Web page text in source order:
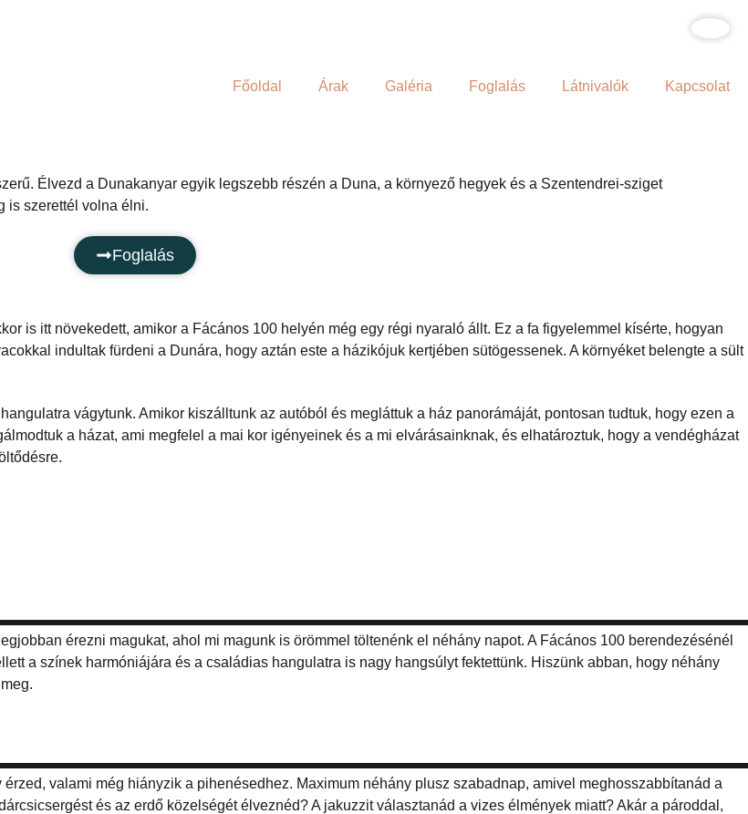
Főoldal Árak Galéria Foglalás Látnivalók Kapcsolat
Élvezd a Dunakanyar egyik legszebb részén a Duna, a környező hegyek és a Szentendrei-sziget
is szerettél volna élni.
Foglalás
is itt növekedett, amikor a Fácános 100 helyén még egy régi nyaraló állt. Ez a fa figyelemmel kísérte, hogyan
indultak fürdeni a Dunára, hogy aztán este a házikójuk kertjében sütögessenek. A környéket belengte a sült
vágytunk. Amikor kiszálltunk az autóból és megláttuk a ház panorámáját, pontosan tudtuk, hogy ezen a
a házat, ami megfelel a mai kor igényeinek és a mi elvárásainknak, és elhatároztuk, hogy a vendégházat
érezni magukat, ahol mi magunk is örömmel töltenénk el néhány napot. A Fácános 100 berendezésénél
a színek harmóniájára és a családias hangulatra is nagy hangsúlyt fektettünk. Hiszünk abban, hogy néhány
valami még hiányzik a pihenésedhez. Maximum néhány plusz szabadnap, amivel meghosszabbítanád a
és az erdő közelségét élveznéd? A jakuzzit választanád a vizes élmények miatt? Akár a pároddal,